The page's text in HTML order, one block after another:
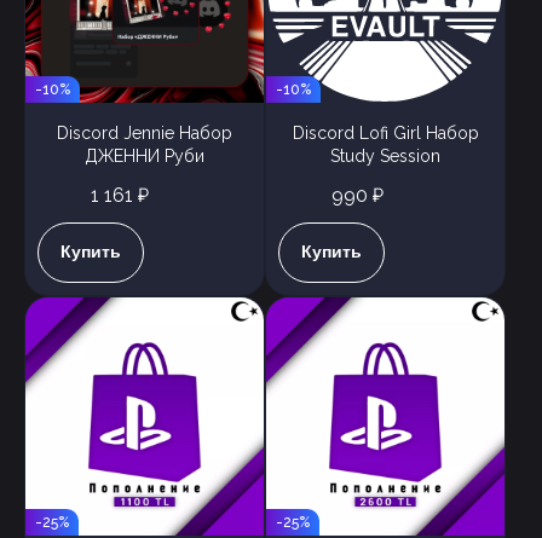
-10%
Discord Jennie Набор
ДЖЕННИ Руби
1 161 ₽
Купить
-10%
Discord Lofi Girl Набор
Study Session
990 ₽
Купить
-25% -25%